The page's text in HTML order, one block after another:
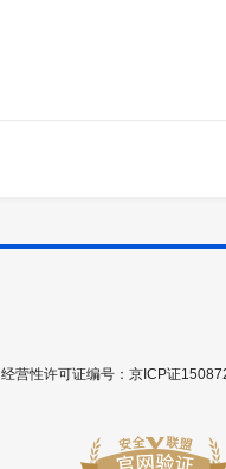
经营性许可证编号：京ICP证